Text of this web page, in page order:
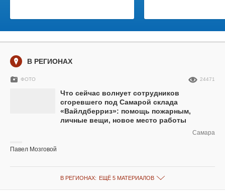
В РЕГИОНАХ
Что сейчас волнует сотрудников
сгоревшего под Самарой склада
«Вайлдберриз»: помощь пожарным,
личные вещи, новое место работы
ФОТО 24471
Самара
Павел Мозговой
В РЕГИОНАХ: ЕЩЁ 5 МАТЕРИАЛОВ